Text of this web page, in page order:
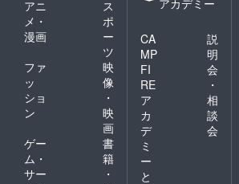
アニ
メ・
漫画
ス
ポ
ー
ツ
ファ
ッ
ショ
ン
映
像
・
映
画
ゲー
ム・
サー
書
籍
・
アカデミー
CA
MP
FI
RE
ア
カ
デ
ミ
ー
と
説
明
会
・
相
談
会